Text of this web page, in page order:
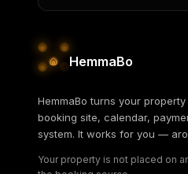
HemmaBo
HemmaBo turns your
booking site, calendar,
system. It works for you —
Your property is not placed on